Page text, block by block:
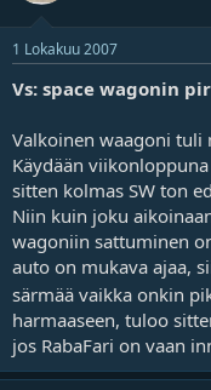
1 Lokakuu 2007
Vs: space wagonin
Valkoinen waagoni
Käydään
sitten kolmas SW ton
Niin kuin joku
wagoniin sattuminen
auto on mukava ajaa,
särmää vaikka onkin
harmaaseen, tuloo
jos RabaFari on vaan